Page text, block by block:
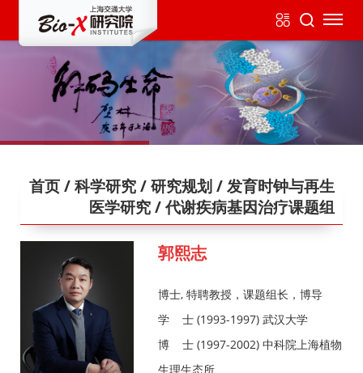
首页/ 科学研究/ 研究规划/ 发育时钟与再生
医学研究/ 代谢疾病基因治疗课题组
郭熙志
博士, 特聘教授，课题组长，博导
学 士 (1993-1997) 武汉大学
博 士 (1997-2002) 中科院上海植物
生理生态所